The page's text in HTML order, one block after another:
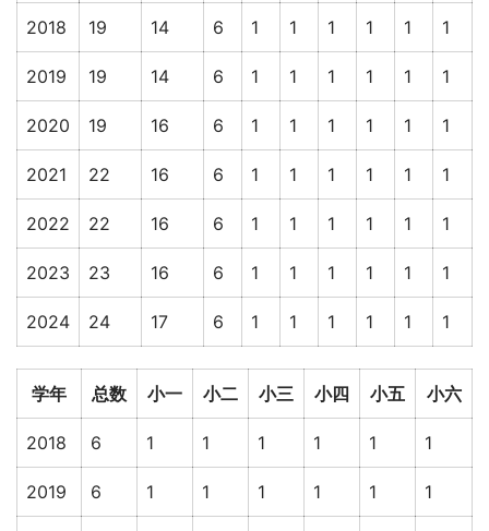
2018 19 14 6 1 1 1 1 1 1
2019 19 14 6 1 1 1 1 1 1
2020 19 16 6 1 1 1 1 1 1
2021 22 16 6 1 1 1 1 1 1
2022 22 16 6 1 1 1 1 1 1
2023 23 16 6 1 1 1 1 1 1
2024 24 17 6 1 1 1 1 1 1
学年 总数 小一 小二 小三 小四 小五 小六
2018 6 1 1 1 1 1 1
2019 6 1 1 1 1 1 1